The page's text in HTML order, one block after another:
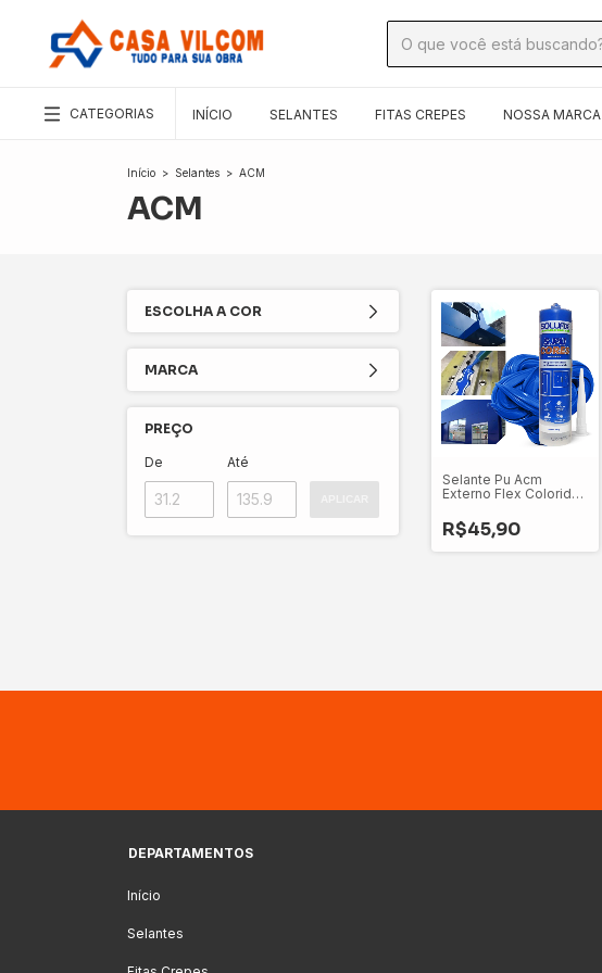
CATEGORIAS INÍCIO SELANTES FITAS CREPES NOSSA MARCA
Início > Selantes > ACM
ACM
ESCOLHA A COR
MARCA
PREÇO
De Até
Selante Pu Acm
Externo Flex Colorido
R$45,90
DEPARTAMENTOS
Início
Selantes